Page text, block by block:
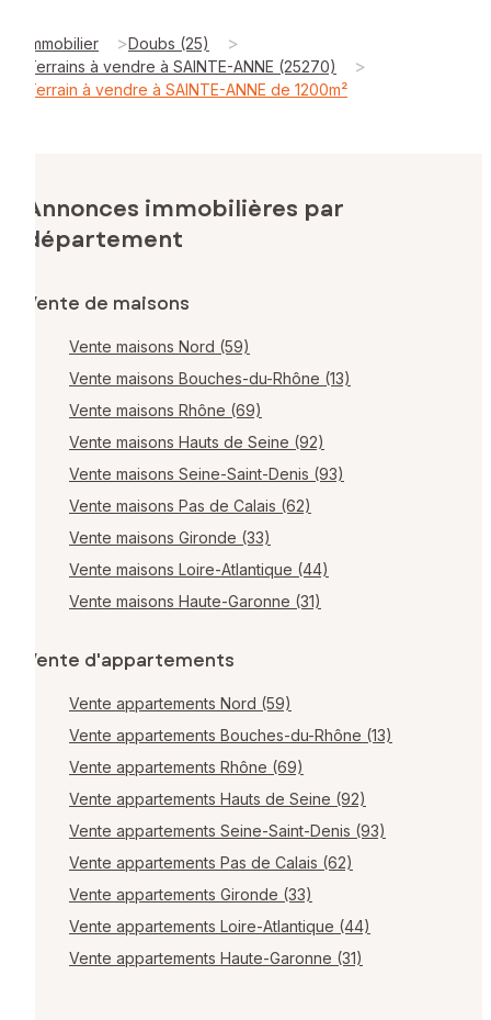
Immobilier >Doubs (25) >
Terrains à vendre à SAINTE-ANNE (25270) >
Terrain à vendre à SAINTE-ANNE de 1200m²
Annonces immobilières par
département
Vente de maisons
Vente maisons Nord (59)
Vente maisons Bouches-du-Rhône (13)
Vente maisons Rhône (69)
Vente maisons Hauts de Seine (92)
Vente maisons Seine-Saint-Denis (93)
Vente maisons Pas de Calais (62)
Vente maisons Gironde (33)
Vente maisons Loire-Atlantique (44)
Vente maisons Haute-Garonne (31)
Vente d'appartements
Vente appartements Nord (59)
Vente appartements Bouches-du-Rhône (13)
Vente appartements Rhône (69)
Vente appartements Hauts de Seine (92)
Vente appartements Seine-Saint-Denis (93)
Vente appartements Pas de Calais (62)
Vente appartements Gironde (33)
Vente appartements Loire-Atlantique (44)
Vente appartements Haute-Garonne (31)